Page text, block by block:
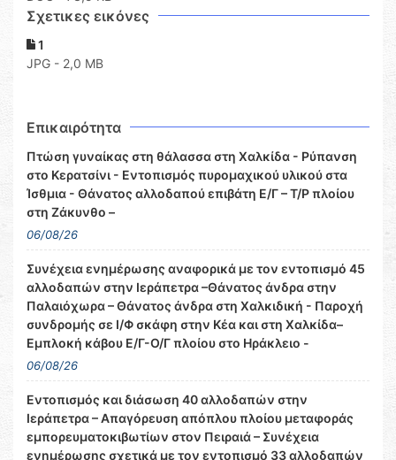
Σχετικες εικόνες
1
JPG - 2,0 MB
Επικαιρότητα
Πτώση γυναίκας στη θάλασσα στη Χαλκίδα - Ρύπανση
στο Κερατσίνι - Εντοπισμός πυρομαχικού υλικού στα
Ίσθμια - Θάνατος αλλοδαπού επιβάτη Ε/Γ – Τ/Ρ πλοίου
στη Ζάκυνθο –
06/08/26
Συνέχεια ενημέρωσης αναφορικά με τον εντοπισμό 45
αλλοδαπών στην Ιεράπετρα –Θάνατος άνδρα στην
Παλαιόχωρα – Θάνατος άνδρα στη Χαλκιδική - Παροχή
συνδρομής σε Ι/Φ σκάφη στην Κέα και στη Χαλκίδα–
Εμπλοκή κάβου Ε/Γ-Ο/Γ πλοίου στο Ηράκλειο -
06/08/26
Εντοπισμός και διάσωση 40 αλλοδαπών στην
Ιεράπετρα – Απαγόρευση απόπλου πλοίου μεταφοράς
εμπορευματοκιβωτίων στον Πειραιά – Συνέχεια
ενημέρωσης σχετικά με τον εντοπισμό 33 αλλοδαπών